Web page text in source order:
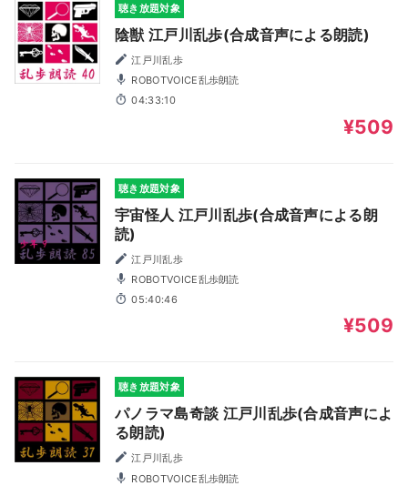
聴き放題対象
陰獣 江戸川乱歩(合成音声による朗読)
江戸川乱歩
ROBOTVOICE乱歩朗読
04:33:10
¥509
聴き放題対象
宇宙怪人 江戸川乱歩(合成音声による朗
読)
江戸川乱歩
ROBOTVOICE乱歩朗読
05:40:46
¥509
聴き放題対象
パノラマ島奇談 江戸川乱歩(合成音声によ
る朗読)
江戸川乱歩
ROBOTVOICE乱歩朗読